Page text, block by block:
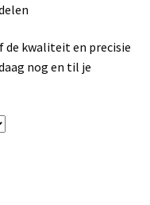
de kwaliteit en precisie
nog en til je